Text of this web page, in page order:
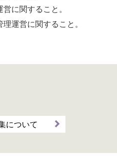
に関すること。
運営に関すること。
について